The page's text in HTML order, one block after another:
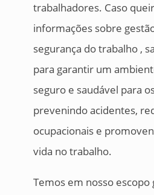
trabalhadores. Caso
informações sobre
segurança do trabalho ,
para garantir um
seguro e saudável para
prevenindo acidentes,
ocupacionais e
vida no trabalho.
Temos em nosso escopo